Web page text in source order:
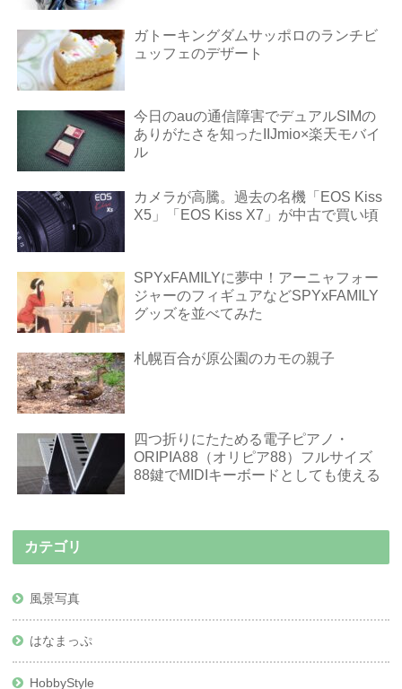
ガトーキングダムサッポロのランチビ
ュッフェのデザート
今日のauの通信障害でデュアルSIMの
ありがたさを知ったIIJmio×楽天モバイ
ル
カメラが高騰。過去の名機「EOS Kiss
X5」「EOS Kiss X7」が中古で買い頃
SPYxFAMILYに夢中！アーニャフォー
ジャーのフィギュアなどSPYxFAMILY
グッズを並べてみた
札幌百合が原公園のカモの親子
四つ折りにたためる電子ピアノ・
ORIPIA88（オリピア88）フルサイズ
88鍵でMIDIキーボードとしても使える
カテゴリ
風景写真
はなまっぷ
HobbyStyle